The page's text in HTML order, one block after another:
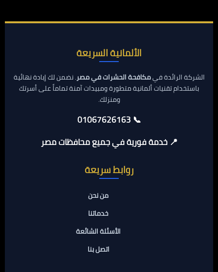
الألمانية السريعة
الشركة الرائدة فيمكافحة الحشرات في مصر. نضمن لك إبادة نهائية
باستخدام تقنيات ألمانية متطورة ومبيدات آمنة تماماً على أسرتك
ومنزلك.
📞 01067626163
📍 خدمة فورية في جميع محافظات مصر
روابط سريعة
من نحن
خدماتنا
الأسئلة الشائعة
اتصل بنا